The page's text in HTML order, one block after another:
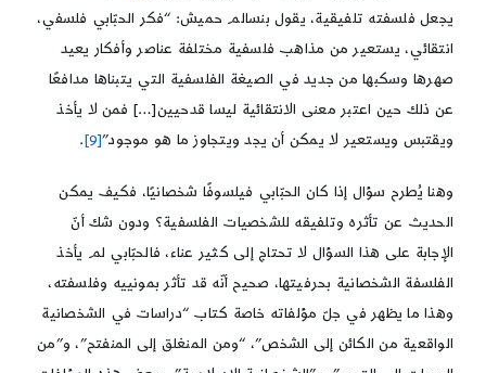
يجعل فلسفته تلفيقية، يقول بنسالم حميش: “فكر الحبّابي فلسفي،
انتقائي، يستعير من مذاهب فلسفية مختلفة عناصر وأفكار يعيد
صهرها وسكبها من جديد في الصيغة الفلسفية التي يتبناها مدافعًا
عن ذلك حين اعتبر معنى الانتقائية ليسا قدحيين[…] فمن لا يأخذ
ويقتبس ويستعير لا يمكن أن يجد ويتجاوز ما هو موجود”[9]
.
وهنا يُطرح سؤال إذا كان الحبّابي فيلسوفًا شخصانيًا، فكيف يمكن
الحديث عن تأثره وتلفيقه للشخصيات الفلسفية؟ ودون شك أنّ
الإجابة على هذا السؤال لا تحتاج إلى كثير عناء، فالحبّابي لم يأخذ
الفلسفة الشخصانية بحرفيتها، صحيح أنّه قد تأثر بمونييه وفلسفته،
وهذا ما يظهر في جلّ مؤلفاته خاصة كتاب “دراسات في الشخصانية
الواقعية من الكائن إلى الشخص”، “ومن المنغلق إلى المنفتح”، و”من